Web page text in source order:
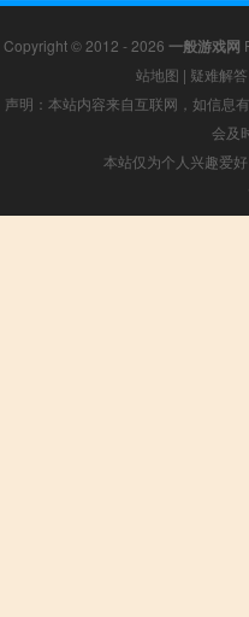
Copyright © 2012 - 2026 一般游戏网
站地图 | 疑难解答
声明：本站内容来自互联网，如信息
会及
本站仅为个人兴趣爱